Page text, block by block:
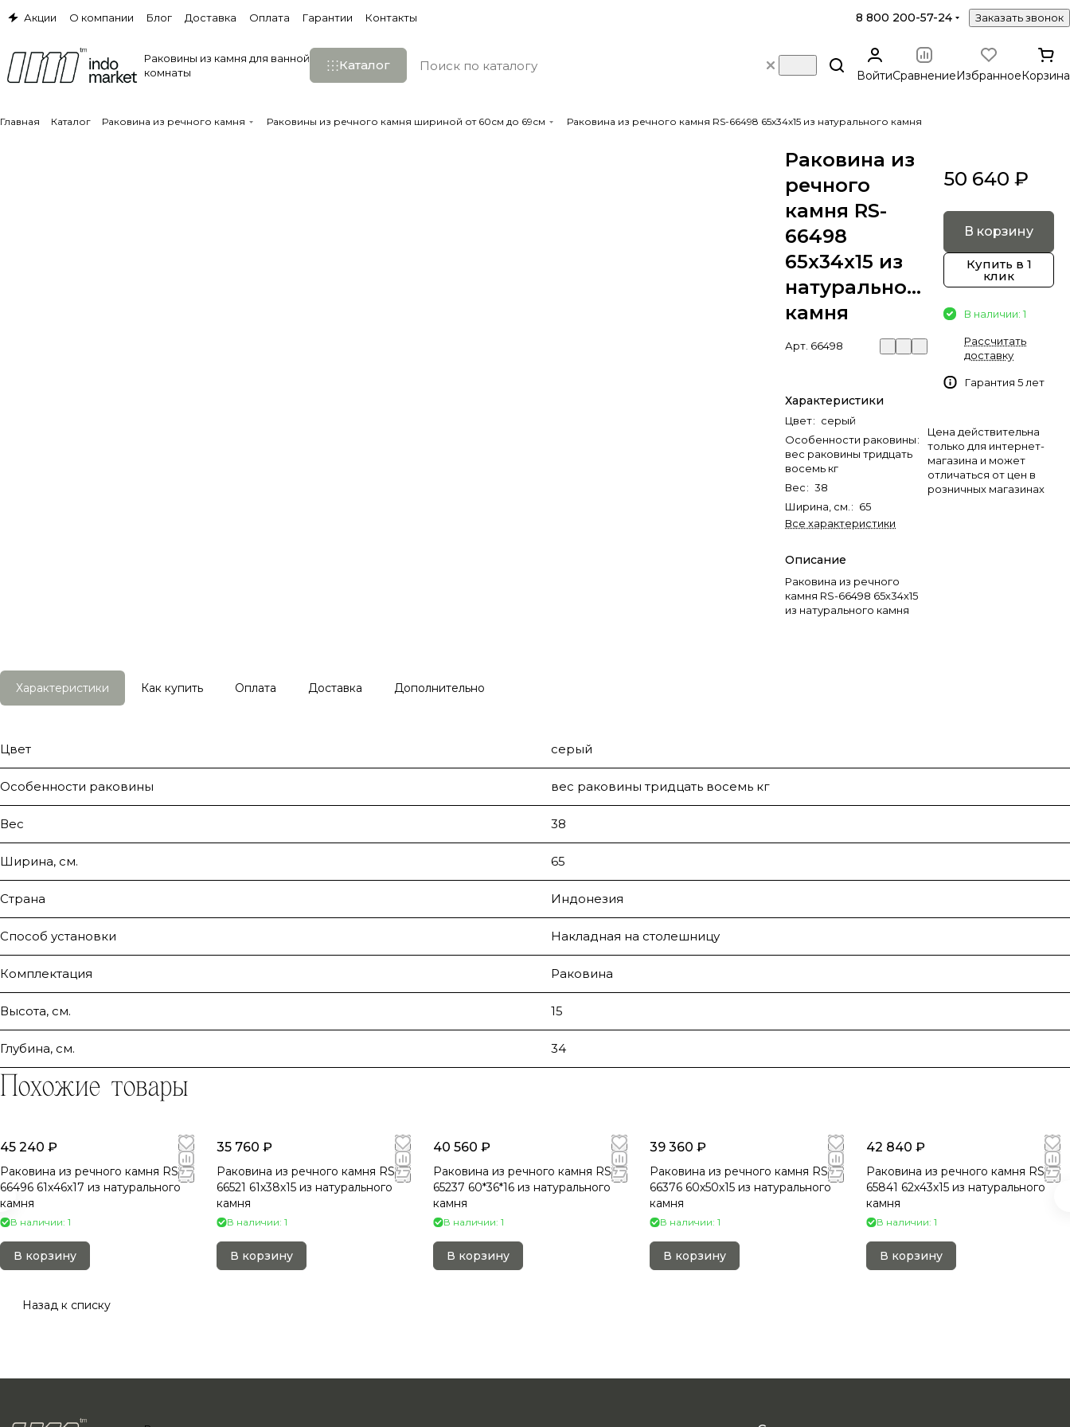
Акции О компании Блог Доставка Оплата Гарантии Контакты 8 800 200-57-24 Заказать звонок
Раковины из камня для ванной
комнаты
Каталог
ВойтиСравнениеИзбранноеКорзина
Главная Каталог Раковина из речного камня Раковины из речного камня шириной от 60см до 69см Раковина из речного камня RS-66498 65х34х15 из натурального камня
Раковина из
речного
камня RS-
66498
65х34х15 из
натурального
камня
Арт. 66498
Характеристики
Цвет: серый
Особенности раковины:
вес раковины тридцать
восемь кг
Вес: 38
Ширина, см. : 65
Все характеристики
Описание
Раковина из речного
камня RS-66498 65х34х15
из натурального камня
50 640 ₽
В корзину
Купить в 1
клик
В наличии: 1
Рассчитать
доставку
Гарантия 5 лет
Цена действительна
только для интернет-
магазина и может
отличаться от цен в
розничных магазинах
Характеристики Как купить Оплата Доставка Дополнительно
Цвет серый
Особенности раковины вес раковины тридцать восемь кг
Вес 38
Ширина, см. 65
Страна Индонезия
Способ установки Накладная на столешницу
Комплектация Раковина
Высота, см. 15
Глубина, см. 34
Похожие товары
45 240 ₽
Раковина из речного камня RS-
66496 61х46х17 из натурального
камня
В наличии: 1
В корзину
35 760 ₽
Раковина из речного камня RS-
66521 61х38х15 из натурального
камня
В наличии: 1
В корзину
40 560 ₽
Раковина из речного камня RS-
65237 60*36*16 из натурального
камня
В наличии: 1
В корзину
39 360 ₽
Раковина из речного камня RS-
66376 60х50х15 из натурального
камня
В наличии: 1
В корзину
42 840 ₽
Раковина из речного камня RS-
65841 62х43х15 из натурального
камня
В наличии: 1
В корзину
Назад к списку